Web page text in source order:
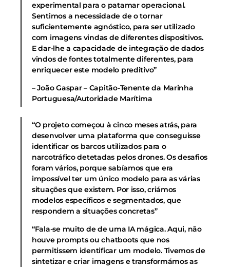
experimental para o patamar operacional.
Sentimos a necessidade de o tornar
suficientemente agnóstico, para ser utilizado
com imagens vindas de diferentes dispositivos.
E dar-lhe a capacidade de integração de dados
vindos de fontes totalmente diferentes, para
enriquecer este modelo preditivo”
– João Gaspar – Capitão-Tenente da Marinha
Portuguesa/Autoridade Marítima
“O projeto começou à cinco meses atrás, para
desenvolver uma plataforma que conseguisse
identificar os barcos utilizados para o
narcotráfico detetadas pelos drones. Os desafios
foram vários, porque sabíamos que era
impossível ter um único modelo para as várias
situações que existem. Por isso, criámos
modelos específicos e segmentados, que
respondem a situações concretas”
“Fala-se muito de de uma IA mágica. Aqui, não
houve prompts ou chatboots que nos
permitissem identificar um modelo. Tivemos de
sintetizar e criar imagens e transformámos as